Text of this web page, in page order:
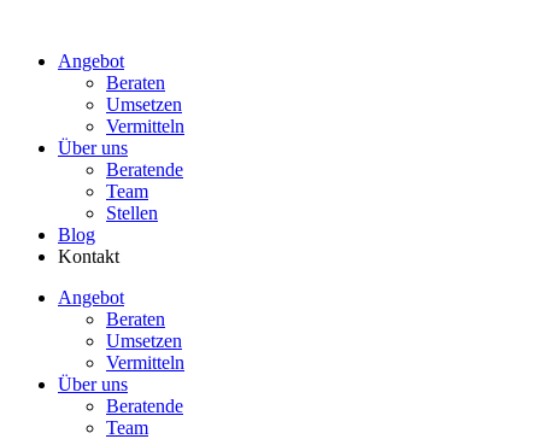
wechselnAngebot
Beraten
Umsetzen
Vermitteln
Über uns
Beratende
Team
Stellen
Blog
Kontakt
Angebot
Beraten
Umsetzen
Vermitteln
Über uns
Beratende
Team